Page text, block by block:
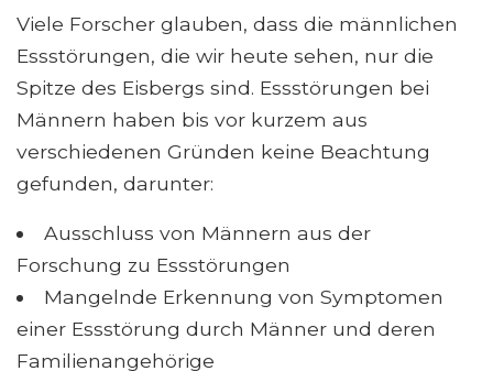
Viele Forscher glauben, dass die männlichen
Essstörungen, die wir heute sehen, nur die
Spitze des Eisbergs sind. Essstörungen bei
Männern haben bis vor kurzem aus
verschiedenen Gründen keine Beachtung
gefunden, darunter:
Ausschluss von Männern aus der
Forschung zu Essstörungen
Mangelnde Erkennung von Symptomen
einer Essstörung durch Männer und deren
Familienangehörige